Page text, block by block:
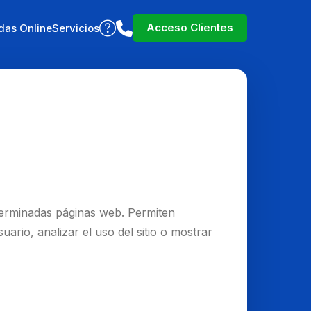
OnlineServicios Acceso Clientes
páginas web. Permiten
analizar el uso del sitio o mostrar